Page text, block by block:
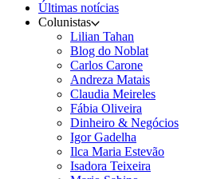
Últimas notícias
Colunistas
Lilian Tahan
Blog do Noblat
Carlos Carone
Andreza Matais
Claudia Meireles
Fábia Oliveira
Dinheiro & Negócios
Igor Gadelha
Ilca Maria Estevão
Isadora Teixeira